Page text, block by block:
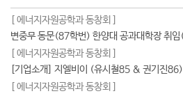
[ 에너지자원공학과 동창회 ]
[ 에너지자원공학과 동창회 ]
[기업소개] 지엘비이 (유시철85 & 권기진86)
[ 에너지자원공학과 동창회 ]